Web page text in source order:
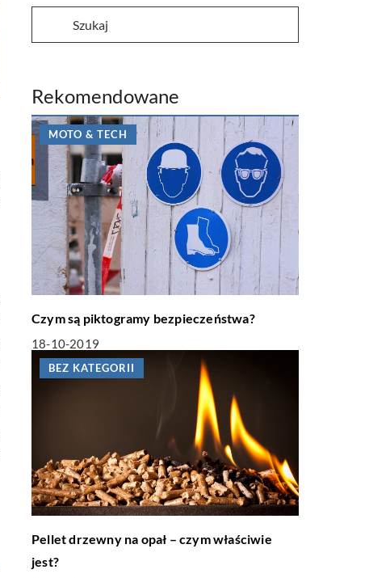
Rekomendowane
MOTO & TECH
Czym są piktogramy bezpieczeństwa?
18-10-2019
BEZ KATEGORII
Pellet drzewny na opał – czym właściwie
jest?